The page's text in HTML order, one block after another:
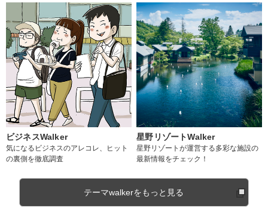
ビジネスWalker
気になるビジネスのアレコレ、ヒット
の裏側を徹底調査
星野リゾートWalker
星野リゾートが運営する多彩な施設の
最新情報をチェック！
テーマwalkerをもっと見る